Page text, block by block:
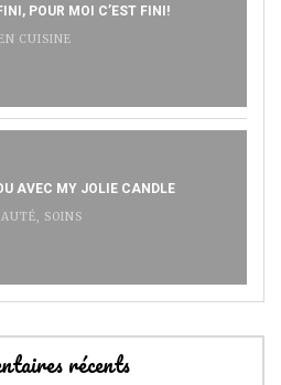
POUR MOI C’EST FINI!
CUISINE
AVEC MY JOLIE CANDLE
, SOINS
récents